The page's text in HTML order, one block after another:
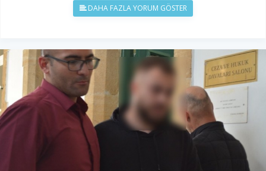
DAHA FAZLA YORUM GÖSTER